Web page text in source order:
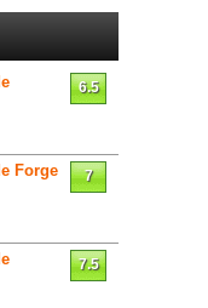
6.5
Forge
7
7.5